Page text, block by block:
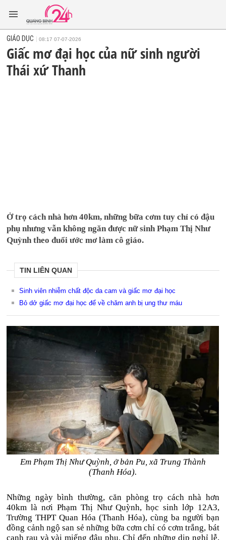
GIÁO DỤC 08:17 07-07-2026
Giấc mơ đại học của nữ sinh người
Thái xứ Thanh
Ở trọ cách nhà hơn 40km, những bữa cơm tuy chỉ có đậu
phụ nhưng vẫn không ngăn được nữ sinh Phạm Thị Như
Quỳnh theo đuổi ước mơ làm cô giáo.
TIN LIÊN QUAN
Sinh viên nhiễm chất độc da cam và giấc mơ đại học
Bỏ dở giấc mơ đại học để về chăm anh bị ung thư máu
Em Phạm Thị Như Quỳnh, ở bản Pu, xã Trung Thành
(Thanh Hóa).
Những ngày bình thường, căn phòng trọ cách nhà hơn
40km là nơi Phạm Thị Như Quỳnh, học sinh lớp 12A3,
Trường THPT Quan Hóa (Thanh Hóa), cùng ba người bạn
đồng cảnh ngộ san sẻ những bữa cơm chỉ có cơm trắng, bát
canh rau và vài miếng đậu phụ. Chỉ đến những dịp nghỉ lễ,